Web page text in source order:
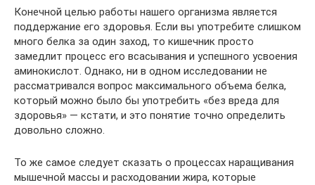
Конечной целью работы нашего организма является
поддержание его здоровья. Если вы употребите слишком
много белка за один заход, то кишечник просто
замедлит процесс его всасывания и успешного усвоения
аминокислот. Однако, ни в одном исследовании не
рассматривался вопрос максимального объема белка,
который можно было бы употребить «без вреда для
здоровья» — кстати, и это понятие точно определить
довольно сложно.
То же самое следует сказать о процессах наращивания
мышечной массы и расходовании жира, которые